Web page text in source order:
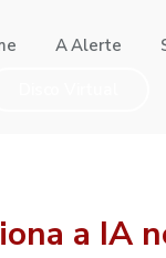
A Alerte
a IA